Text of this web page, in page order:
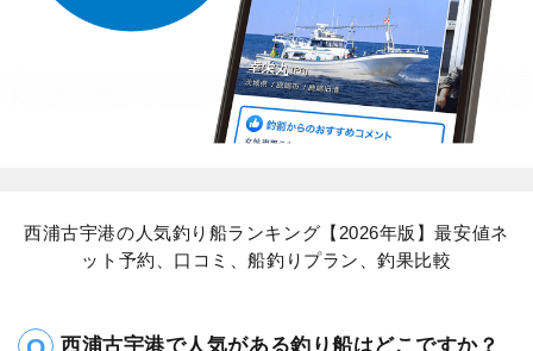
西浦古宇港の人気釣り船ランキング【2026年版】最安値ネ
ット予約、口コミ、船釣りプラン、釣果比較
西浦古宇港で人気がある釣り船はどこですか？